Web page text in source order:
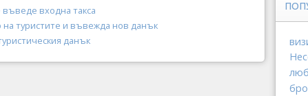
входна такса
туристите и въвежда нов данък
данък